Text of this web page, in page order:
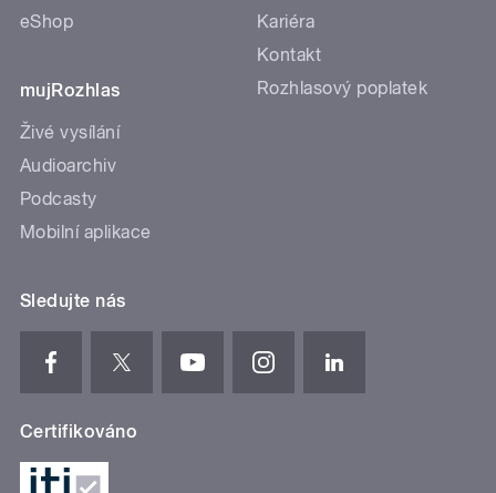
eShop
mujRozhlas
Živé vysílání
Audioarchiv
Podcasty
Mobilní aplikace
Kariéra
Kontakt
Rozhlasový poplatek
Sledujte nás
Certifikováno